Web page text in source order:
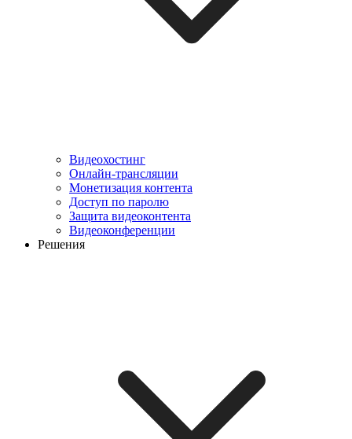
Видеохостинг
Онлайн-трансляции
Монетизация контента
Доступ по паролю
Защита видеоконтента
Видеоконференции
Решения